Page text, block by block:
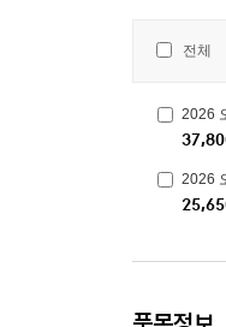
전체
2026
2026